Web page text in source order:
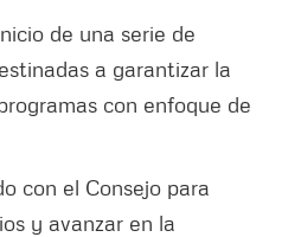
de una serie de
a garantizar la
con enfoque de
con el Consejo para
y avanzar en la